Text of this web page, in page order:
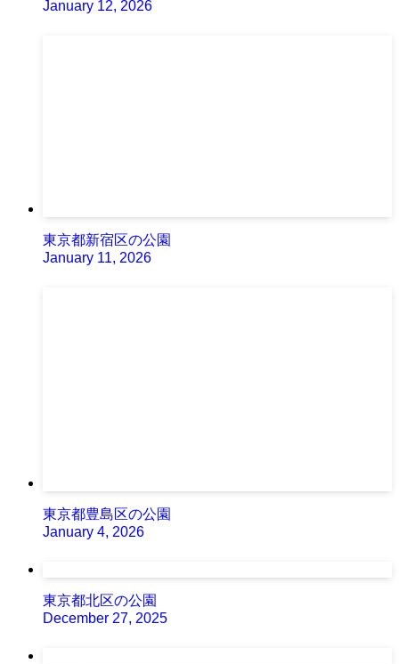
January 12, 2026
東京都新宿区の公園
January 11, 2026
東京都豊島区の公園
January 4, 2026
東京都北区の公園
December 27, 2025